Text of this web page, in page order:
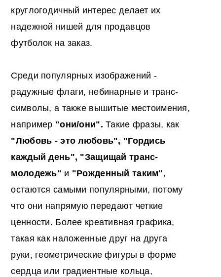
круглогодичный интерес делает их
надежной нишей для продавцов
футболок на заказ.
Среди популярных изображений -
радужные флаги, небинарные и транс-
символы, а также вышитые местоимения,
например "они/они". Такие фразы, как
"Любовь - это любовь", "Гордись
каждый день", "Защищай транс-
молодежь" и "Рожденный таким",
остаются самыми популярными, потому
что они напрямую передают четкие
ценности. Более креативная графика,
такая как наложенные друг на друга
руки, геометрические фигуры в форме
сердца или градиентные кольца,